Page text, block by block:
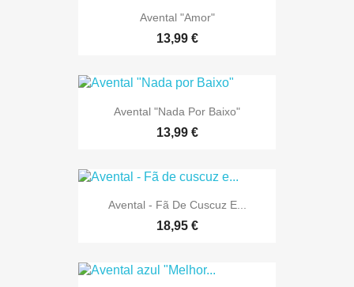
Avental "Amor"
13,99 €
Avental "Nada Por Baixo"
13,99 €
Avental - Fã De Cuscuz E...
18,95 €